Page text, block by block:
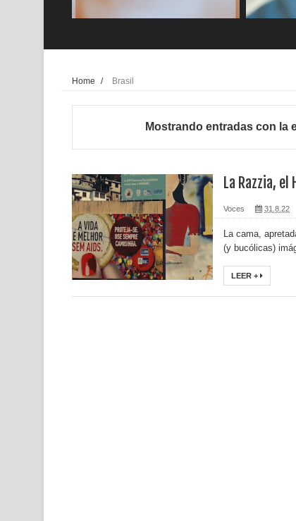
Home / Brasil
Mostrando entradas con la
La Razzia,
Voces 31.8.22
La cama,
(y bucólicas)
LEER +